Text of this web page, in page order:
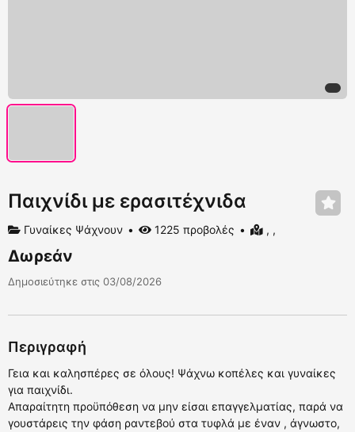
Παιχνίδι με ερασιτέχνιδα
Γυναίκες Ψάχνουν 1225 προβολές , ,
Δωρεάν
Δημοσιεύτηκε στις 03/08/2026
Περιγραφή
Γεια και καλησπέρες σε όλους! Ψάχνω κοπέλες και γυναίκες
για παιχνίδι.
Απαραίτητη προϋπόθεση να μην είσαι επαγγελματίας, παρά να
γουστάρεις την φάση ραντεβού στα τυφλά με έναν , άγνωστο,